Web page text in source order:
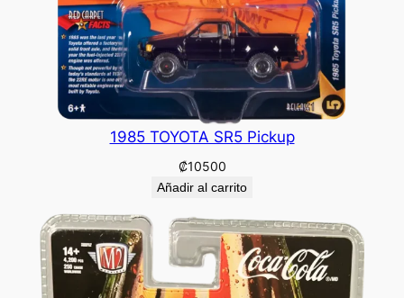
1985 TOYOTA SR5 Pickup
₡10500
Añadir al carrito